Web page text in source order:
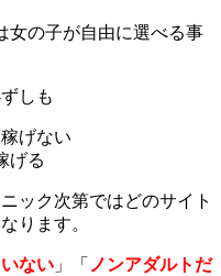
女の子が自由に選べる事
しも
げない
げる
ック次第ではどのサイト
ります。
ない 」「 ノンアダルトだ